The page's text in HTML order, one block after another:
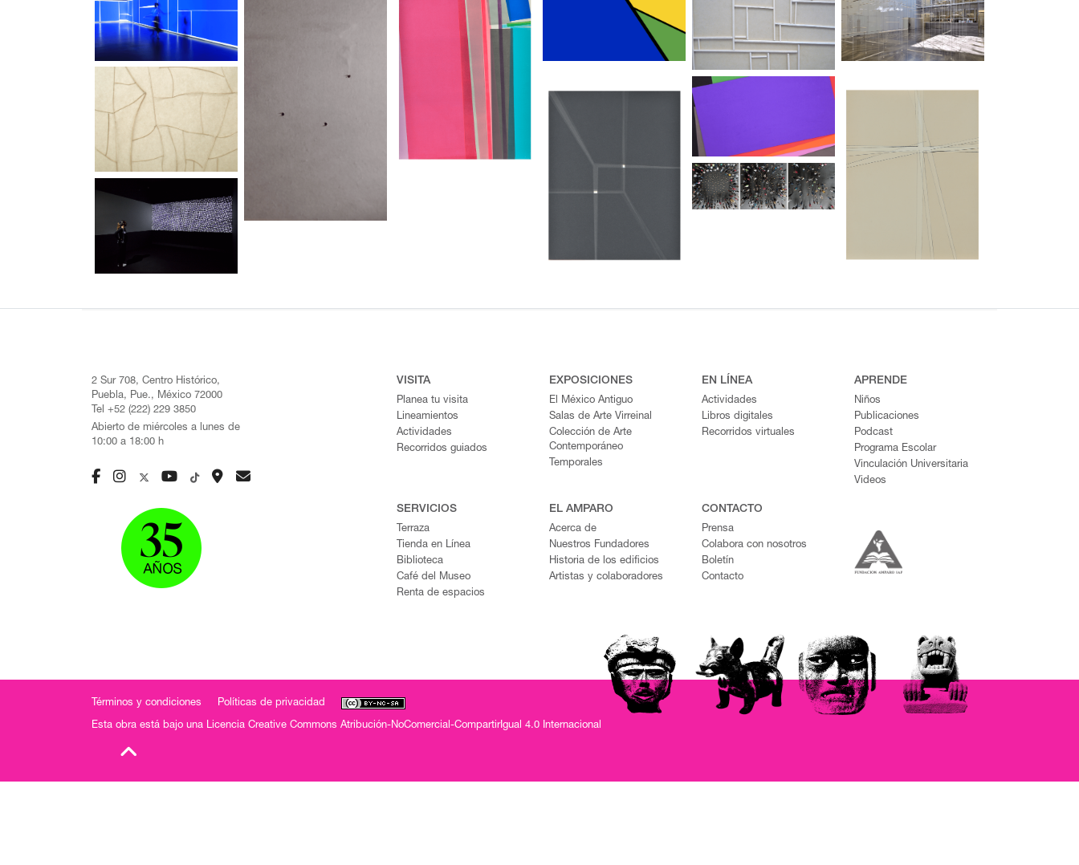
2 Sur 708, Centro Histórico,
Puebla, Pue., México 72000
Tel +52 (222) 229 3850
Abierto de miércoles a lunes de
10:00 a 18:00 h
VISITA
Planea tu visita
Lineamientos
Actividades
Recorridos guiados
EXPOSICIONES
El México Antiguo
Salas de Arte Virreinal
Colección de Arte
Contemporáneo
Temporales
EN LÍNEA
Actividades
Libros digitales
Recorridos virtuales
APRENDE
Niños
Publicaciones
Podcast
Programa Escolar
Vinculación Universitaria
Videos
SERVICIOS
Terraza
Tienda en Línea
Biblioteca
Café del Museo
Renta de espacios
EL AMPARO
Acerca de
Nuestros Fundadores
Historia de los edificios
Artistas y colaboradores
CONTACTO
Prensa
Colabora con nosotros
Boletín
Contacto
Términos y condiciones Políticas de privacidad
Esta obra está bajo una Licencia Creative Commons Atribución-NoComercial-CompartirIgual 4.0 Internacional